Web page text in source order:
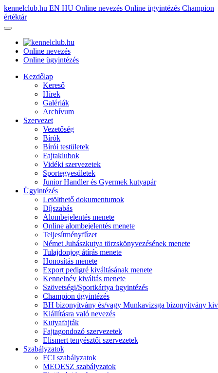
kennelclub.hu EN HU Online nevezés Online ügyintézés Champion
értéktár
Online nevezés
Online ügyintézés
Kezdőlap
Kereső
Hírek
Galériák
Archívum
Szervezet
Vezetőség
Bírók
Bírói testületek
Fajtaklubok
Vidéki szervezetek
Sportegyesületek
Junior Handler és Gyermek kutyapár
Ügyintézés
Letölthető dokumentumok
Díjszabás
Alombejelentés menete
Online alombejelentés menete
Teljesítményfűzet
Német Juhászkutya törzskönyvezésének menete
Tulajdonjog átírás menete
Honosítás menete
Export pedigré kiváltásának menete
Kennelnév kiváltás menete
Szövetségi/Sportkártya ügyintézés
Champion ügyintézés
BH bizonyítvány és/vagy Munkavizsga bizonyítvány
Kiállításra való nevezés
Kutyafajták
Fajtagondozó szervezetek
Elismert tenyésztői szervezetek
Szabályzatok
FCI szabályzatok
MEOESZ szabályzatok